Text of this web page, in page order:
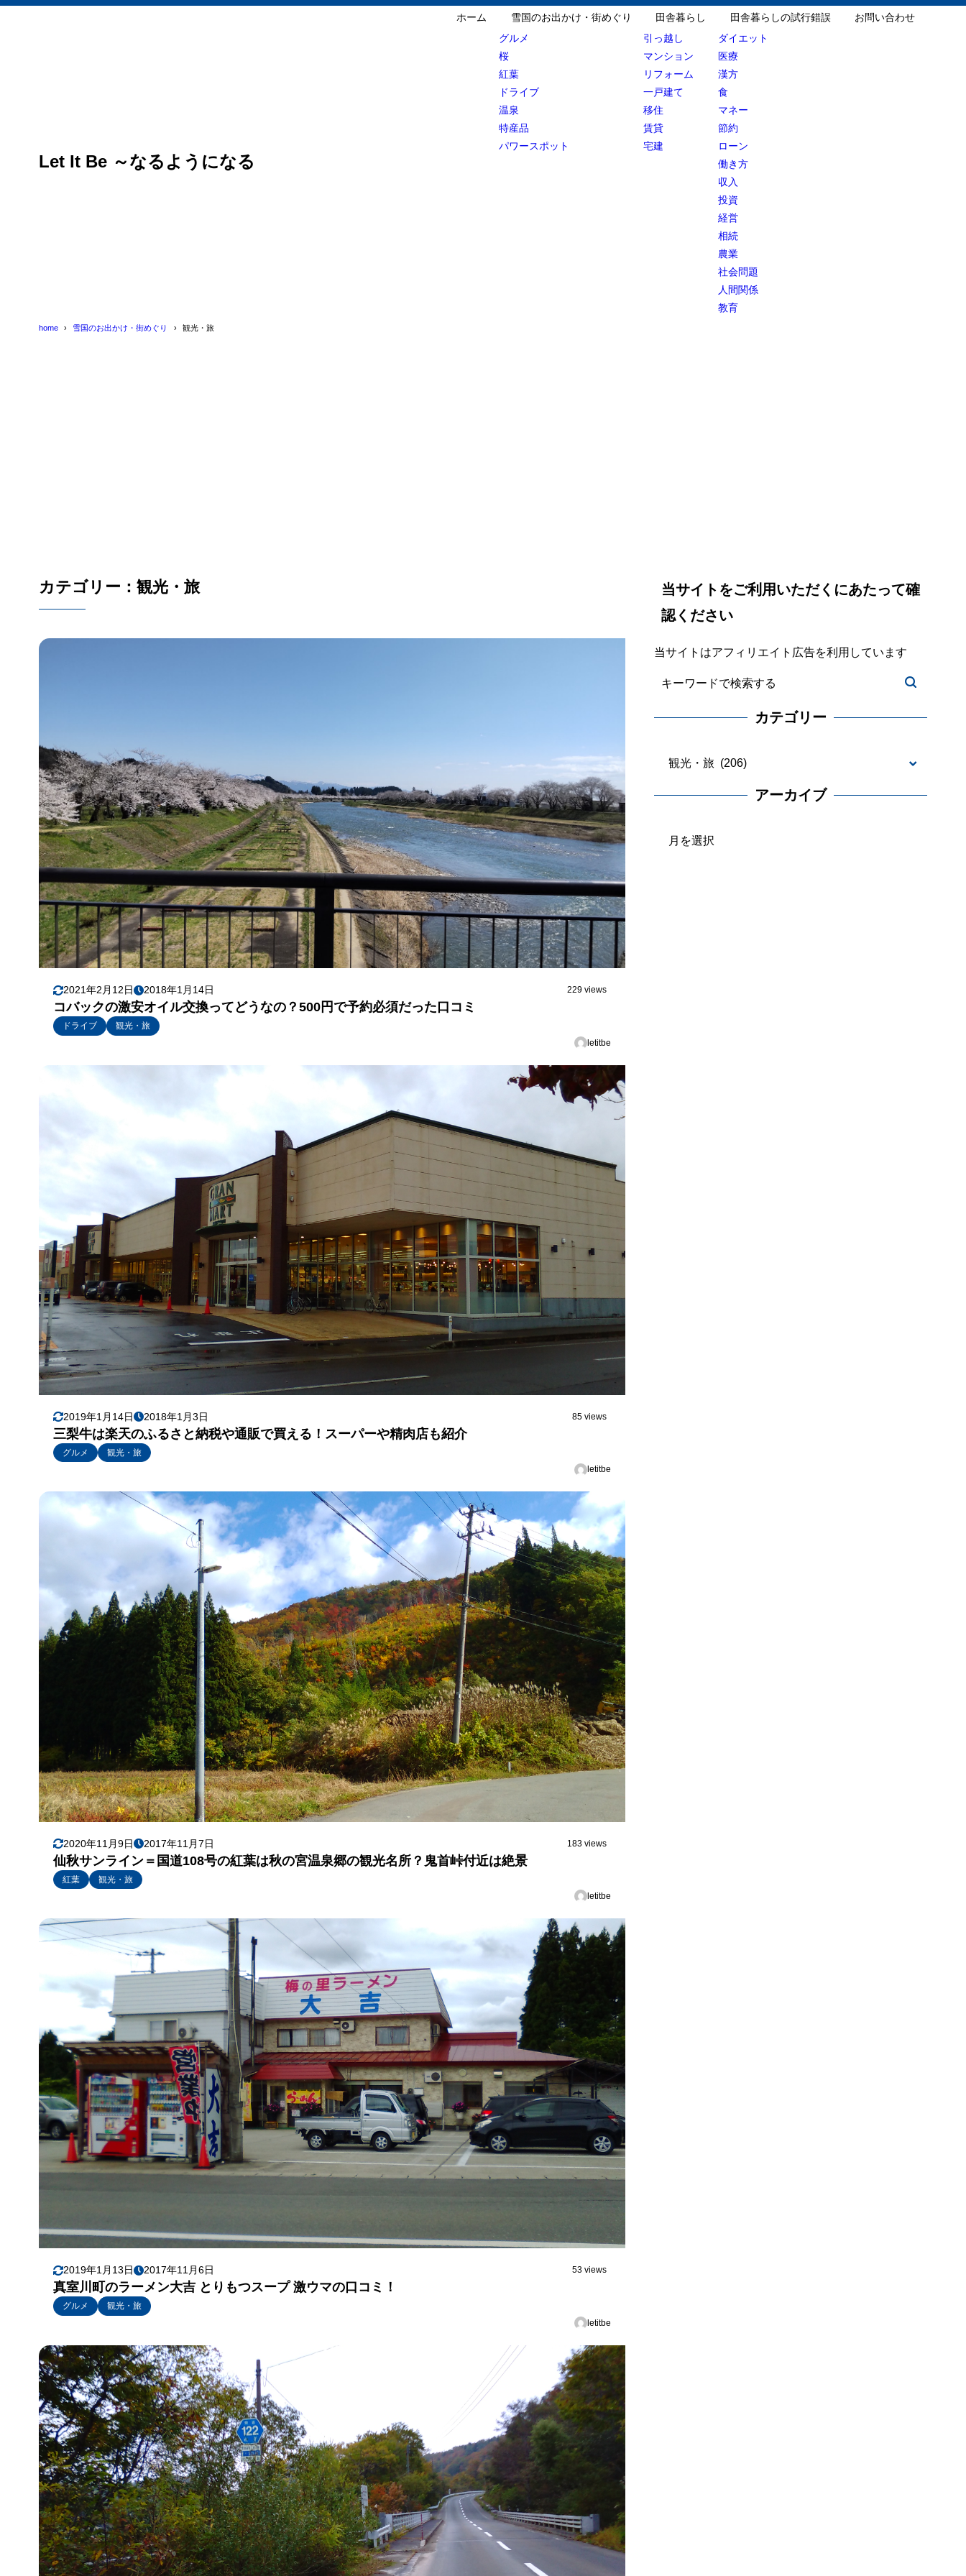
Let It Be ～なるようになる
ホーム
雪国のお出かけ・街めぐり
グルメ
桜
紅葉
ドライブ
温泉
特産品
パワースポット
田舎暮らし
引っ越し
マンション
リフォーム
一戸建て
移住
賃貸
宅建
田舎暮らしの試行錯誤
ダイエット
医療
漢方
食
マネー
節約
ローン
働き方
収入
投資
経営
相続
農業
社会問題
人間関係
教育
お問い合わせ
home 雪国のお出かけ・街めぐり 観光・旅
カテゴリー：観光・旅
2021年2月12日 2018年1月14日 229 views
コバックの激安オイル交換ってどうなの？500円で予約必須だった口コミ
ドライブ
観光・旅
letitbe
2019年1月14日 2018年1月3日 85 views
三梨牛は楽天のふるさと納税や通販で買える！スーパーや精肉店も紹介
グルメ
観光・旅
letitbe
2020年11月9日 2017年11月7日 183 views
仙秋サンライン＝国道108号の紅葉は秋の宮温泉郷の観光名所？鬼首峠付近は絶景
紅葉
観光・旅
letitbe
2019年1月13日 2017年11月6日 53 views
真室川町のラーメン大吉 とりもつスープ 激ウマの口コミ！
グルメ
観光・旅
letitbe
当サイトをご利用いただくにあたって確
認ください
当サイトはアフィリエイト広告を利用しています
カテゴリー
テ
アーカイブ